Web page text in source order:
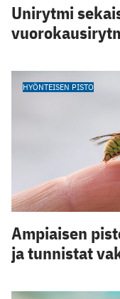
Unirytmi
HYÖNTEISEN PISTO
Ampiaisen
ja tunnistat